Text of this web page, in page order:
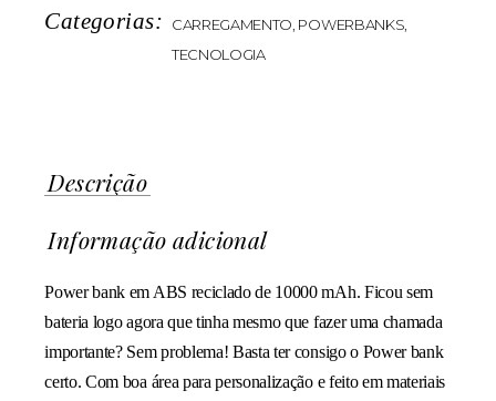
Categorias: CARREGAMENTO, POWERBANKS,
TECNOLOGIA
Descrição
Informação adicional
Power bank em ABS reciclado de 10000 mAh. Ficou sem
bateria logo agora que tinha mesmo que fazer uma chamada
importante? Sem problema! Basta ter consigo o Power bank
certo. Com boa área para personalização e feito em materiais